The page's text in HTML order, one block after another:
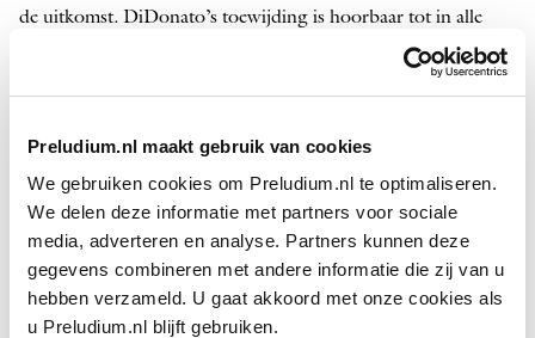
Preludium.nl maakt gebruik van cookies
We gebruiken cookies om Preludium.nl te optimaliseren.
We delen deze informatie met partners voor sociale
media, adverteren en analyse. Partners kunnen deze
gegevens combineren met andere informatie die zij van u
hebben verzameld. U gaat akkoord met onze cookies als
u Preludium.nl blijft gebruiken.
de uitkomst. DiDonato’s toewijding is hoorbaar tot in alle
details en haar stem is thuis in alle muziekstijlen. Alles is
en Ives op
Joyce DiDonato — mezzosopraan
il Pomo d’Oroo.l.v. Maxim ­Emelyanychev
Warner Classics